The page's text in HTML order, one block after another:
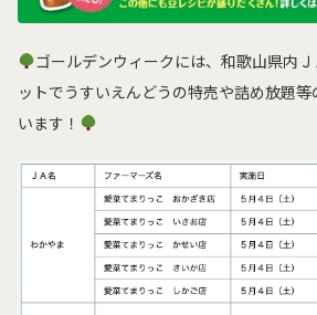
ゴールデンウィークには、和歌山県内
ットでうすいえんどうの特売や詰め放題
います！